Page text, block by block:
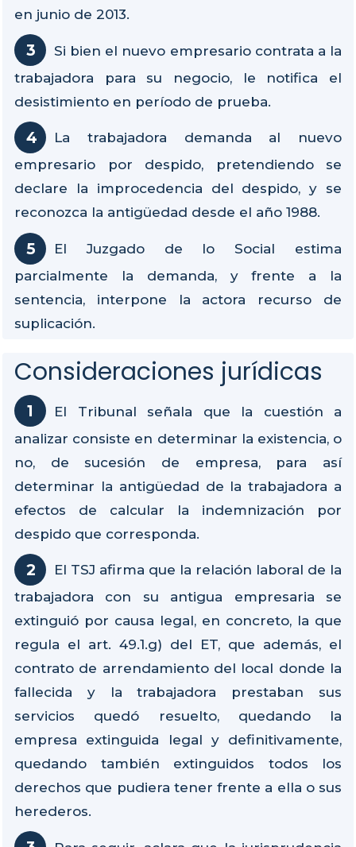
en junio de 2013.
Si bien el nuevo empresario contrata a la
trabajadora para su negocio, le notifica el
desistimiento en período de prueba.
La trabajadora demanda al nuevo
empresario por despido, pretendiendo se
declare la improcedencia del despido, y se
reconozca la antigüedad desde el año 1988.
El Juzgado de lo Social estima
parcialmente la demanda, y frente a la
sentencia, interpone la actora recurso de
suplicación.
Consideraciones jurídicas
El Tribunal señala que la cuestión a
analizar consiste en determinar la existencia, o
no, de sucesión de empresa, para así
determinar la antigüedad de la trabajadora a
efectos de calcular la indemnización por
despido que corresponda.
El TSJ afirma que la relación laboral de la
trabajadora con su antigua empresaria se
extinguió por causa legal, en concreto, la que
regula el art. 49.1.g) del ET, que además, el
contrato de arrendamiento del local donde la
fallecida y la trabajadora prestaban sus
servicios quedó resuelto, quedando la
empresa extinguida legal y definitivamente,
quedando también extinguidos todos los
derechos que pudiera tener frente a ella o sus
herederos.